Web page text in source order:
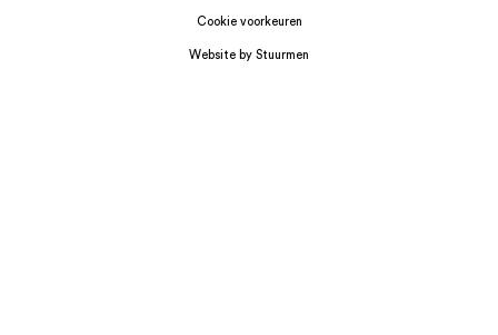
Cookie voorkeuren
Website by Stuurmen